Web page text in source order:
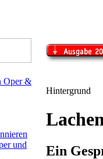
Hintergrund
Ein